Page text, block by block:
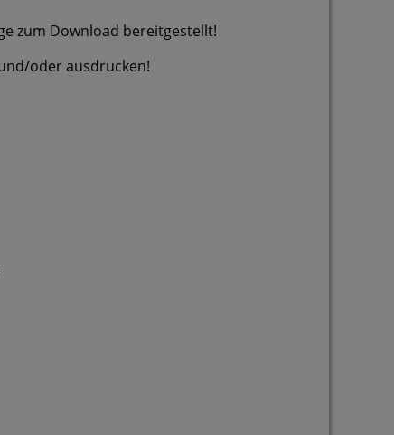
zum Download bereitgestellt!
ausdrucken!